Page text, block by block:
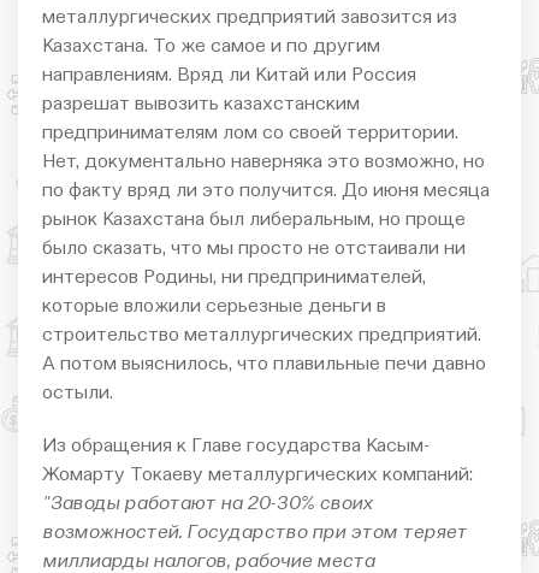
металлургических предприятий завозится из
Казахстана. То же самое и по другим
направлениям. Вряд ли Китай или Россия
разрешат вывозить казахстанским
предпринимателям лом со своей территории.
Нет, документально наверняка это возможно, но
по факту вряд ли это получится. До июня месяца
рынок Казахстана был либеральным, но проще
было сказать, что мы просто не отстаивали ни
интересов Родины, ни предпринимателей,
которые вложили серьезные деньги в
строительство металлургических предприятий.
А потом выяснилось, что плавильные печи давно
остыли.
Из обращения к Главе государства Касым-
Жомарту Токаеву металлургических компаний:
"Заводы работают на 20-30% своих
возможностей. Государство при этом теряет
миллиарды налогов, рабочие места